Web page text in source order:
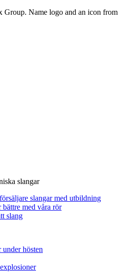
slangar
slangar med utbildning
med våra rör
slang
hösten